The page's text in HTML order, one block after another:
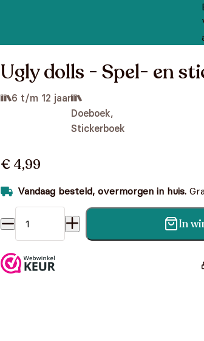
Ugly dolls - Spel- en
6 t/m 12 jaar
Doeboek,
Stickerboek
€ 4,99
Vandaag besteld, overmorgen in huis.
Ugly dolls - Spel- en stickerboek aantalIn